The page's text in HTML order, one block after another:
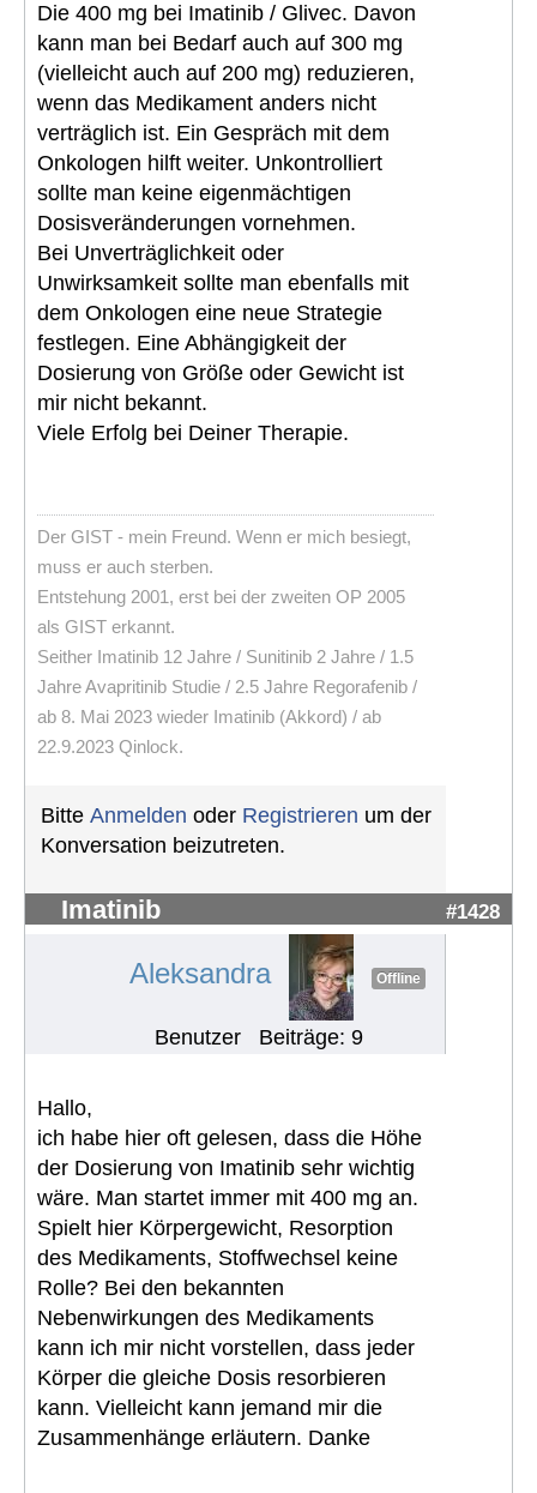
Die 400 mg bei Imatinib / Glivec. Davon
kann man bei Bedarf auch auf 300 mg
(vielleicht auch auf 200 mg) reduzieren,
wenn das Medikament anders nicht
verträglich ist. Ein Gespräch mit dem
Onkologen hilft weiter. Unkontrolliert
sollte man keine eigenmächtigen
Dosisveränderungen vornehmen.
Bei Unverträglichkeit oder
Unwirksamkeit sollte man ebenfalls mit
dem Onkologen eine neue Strategie
festlegen. Eine Abhängigkeit der
Dosierung von Größe oder Gewicht ist
mir nicht bekannt.
Viele Erfolg bei Deiner Therapie.
Der GIST - mein Freund. Wenn er mich besiegt,
muss er auch sterben.
Entstehung 2001, erst bei der zweiten OP 2005
als GIST erkannt.
Seither Imatinib 12 Jahre / Sunitinib 2 Jahre / 1.5
Jahre Avapritinib Studie / 2.5 Jahre Regorafenib /
ab 8. Mai 2023 wieder Imatinib (Akkord) / ab
22.9.2023 Qinlock.
Bitte Anmelden oder Registrieren um der
Konversation beizutreten.
Imatinib #1428
Aleksandra Offline
Benutzer Beiträge: 9
Hallo,
ich habe hier oft gelesen, dass die Höhe
der Dosierung von Imatinib sehr wichtig
wäre. Man startet immer mit 400 mg an.
Spielt hier Körpergewicht, Resorption
des Medikaments, Stoffwechsel keine
Rolle? Bei den bekannten
Nebenwirkungen des Medikaments
kann ich mir nicht vorstellen, dass jeder
Körper die gleiche Dosis resorbieren
kann. Vielleicht kann jemand mir die
Zusammenhänge erläutern. Danke